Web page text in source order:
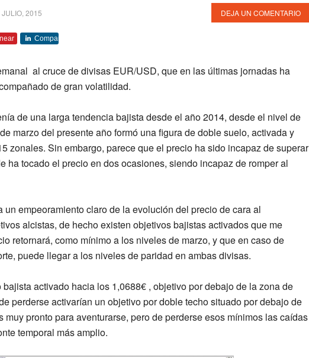
JULIO, 2015 DEJA UN COMENTARIO
Comparte
al cruce de divisas EUR/USD, que en las últimas jornadas ha
de gran volatilidad.
de una larga tendencia bajista desde el año 2014, desde el nivel de
marzo del presente año formó una figura de doble suelo, activada y
zonales. Sin embargo, parece que el precio ha sido incapaz de superar
ha tocado el precio en dos ocasiones, siendo incapaz de romper al
un empeoramiento claro de la evolución del precio de cara al
alcistas, de hecho existen objetivos bajistas activados que me
retornará, como mínimo a los niveles de marzo, y que en caso de
puede llegar a los niveles de paridad en ambas divisas.
activado hacia los 1,0688€ , objetivo por debajo de la zona de
perderse activarían un objetivo por doble techo situado por debajo de
muy pronto para aventurarse, pero de perderse esos mínimos las caídas
temporal más amplio.